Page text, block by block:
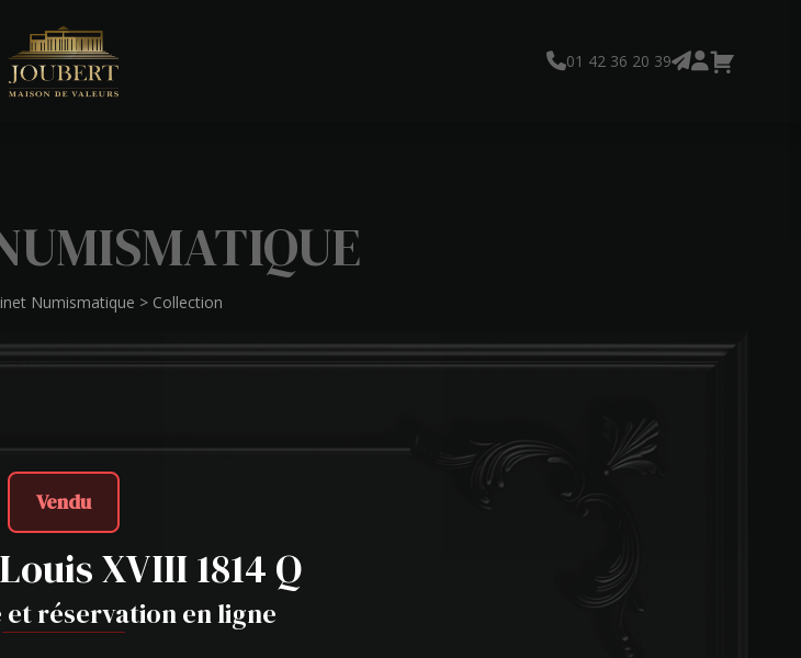
01 42 36 20 39
Numismatique > Collection
XVIII 1814 Q
réservation en ligne
Vendu